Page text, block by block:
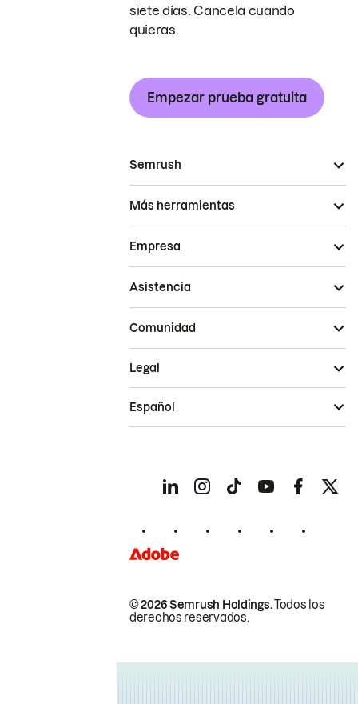
siete días. Cancela cuando
quieras.
Empezar prueba gratuita
Semrush
Más herramientas
Empresa
Asistencia
Comunidad
© 2026 Semrush Holdings.Todos los
derechos reservados.
Legal
Español